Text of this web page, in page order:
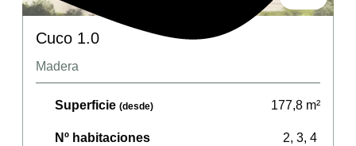
Cuco 1.0
Madera
Superficie (desde) 177,8 m²
Nº habitaciones 2, 3, 4